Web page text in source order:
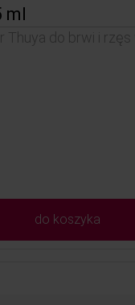
ml
Thuya do brwi i
do koszyka